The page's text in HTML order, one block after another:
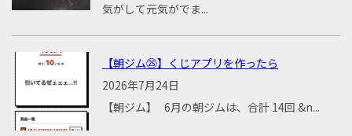
気がして元気がでま...
【朝ジム㉕】くじアプリを作ったら
2026年7月24日
【朝ジム】 6月の朝ジムは、合計 14回 &n...